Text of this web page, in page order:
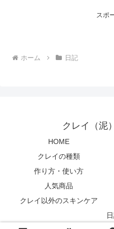
スポ
ホーム 日記
クレイ（泥
HOME
クレイの種類
作り方・使い方
人気商品
クレイ以外のスキンケア